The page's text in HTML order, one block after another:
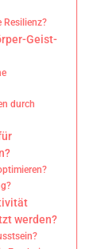
Resilienz?
Geist-
durch
werden?